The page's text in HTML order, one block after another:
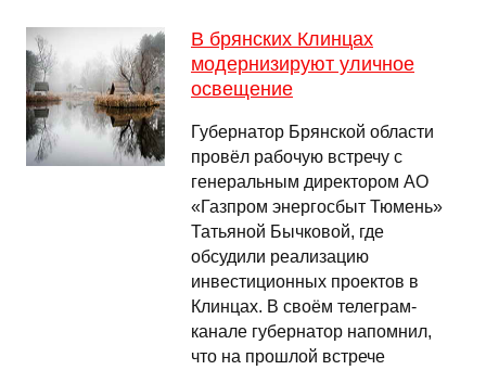
В брянских Клинцах
модернизируют уличное
освещение
Губернатор Брянской области
провёл рабочую встречу с
генеральным директором АО
«Газпром энергосбыт Тюмень»
Татьяной Бычковой, где
обсудили реализацию
инвестиционных проектов в
Клинцах. В своём телеграм-
канале губернатор напомнил,
что на прошлой встрече